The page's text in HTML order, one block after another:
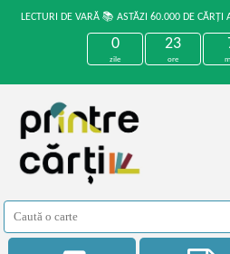
LECTURI DE VARĂ 📚 ASTĂZI 60.000 DE
0
zile
23
ore